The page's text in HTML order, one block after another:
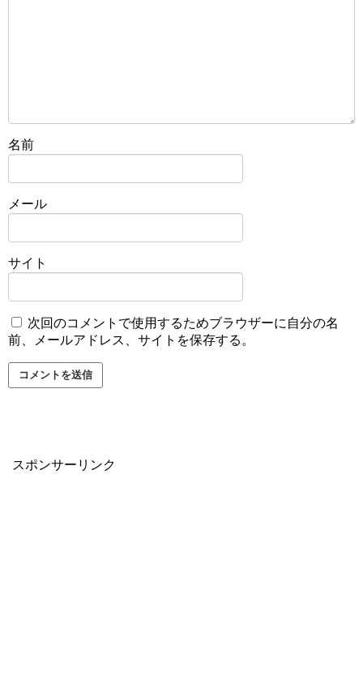
名前
メール
サイト
次回のコメントで使用するためブラウザーに自分の名
前、メールアドレス、サイトを保存する。
スポンサーリンク